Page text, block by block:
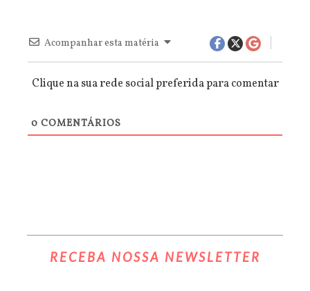
Acompanhar esta matéria
Clique na sua rede social preferida para comentar
0 COMENTÁRIOS
RECEBA NOSSA NEWSLETTER